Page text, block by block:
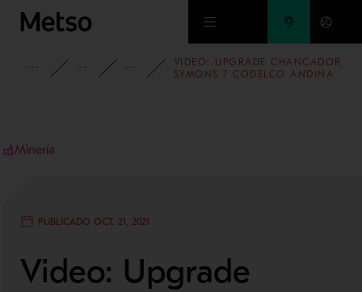
Ir al contenido principal
INFORMACIÓNCASOS DE ESTUDIO
MINERÍA Y REFINACIÓN DE
VIDEO: UPGRADE CHANCADOR
SYMONS 7 CODELCO ANDINA
Minería
PUBLICADO OCT. 21, 2021
Video: Upgrade